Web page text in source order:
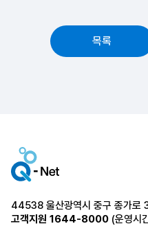
목록
44538 울산광역시 중구 종가로
고객지원 1644-8000 (운영시